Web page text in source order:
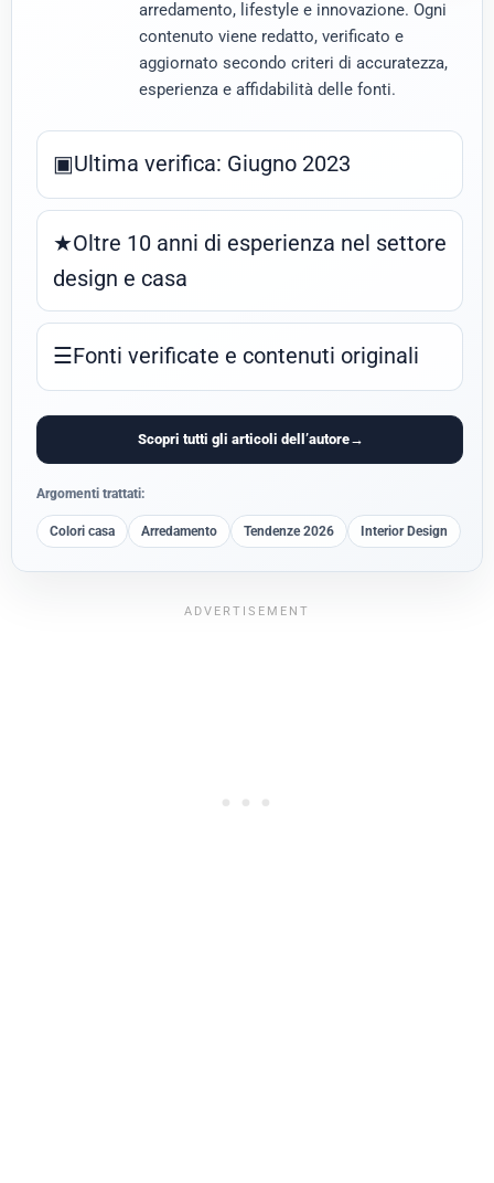
arredamento, lifestyle e innovazione. Ogni
contenuto viene redatto, verificato e
aggiornato secondo criteri di accuratezza,
esperienza e affidabilità delle fonti.
▣Ultima verifica: Giugno 2023
★Oltre 10 anni di esperienza nel settore
design e casa
☰Fonti verificate e contenuti originali
Scopri tutti gli articoli dell’autore→
Argomenti trattati:
Colori casa Arredamento Tendenze 2026 Interior Design